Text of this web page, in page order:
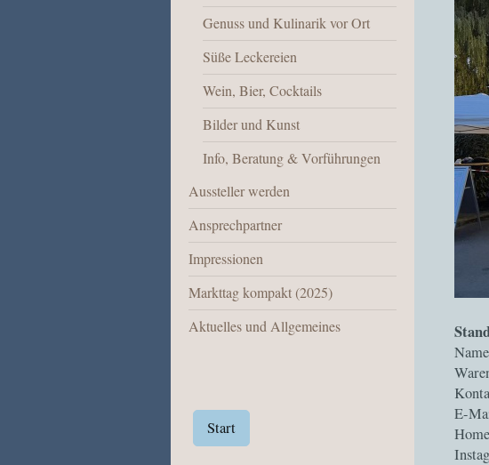
E-
Genuss und Kulinarik vor Ort
Süße Leckereien
Wein, Bier, Cocktails
Bilder und Kunst
Info, Beratung & Vorführungen
Aussteller werden
Ansprechpartner
Impressionen
Markttag kompakt (2025)
Aktuelles und Allgemeines
Start